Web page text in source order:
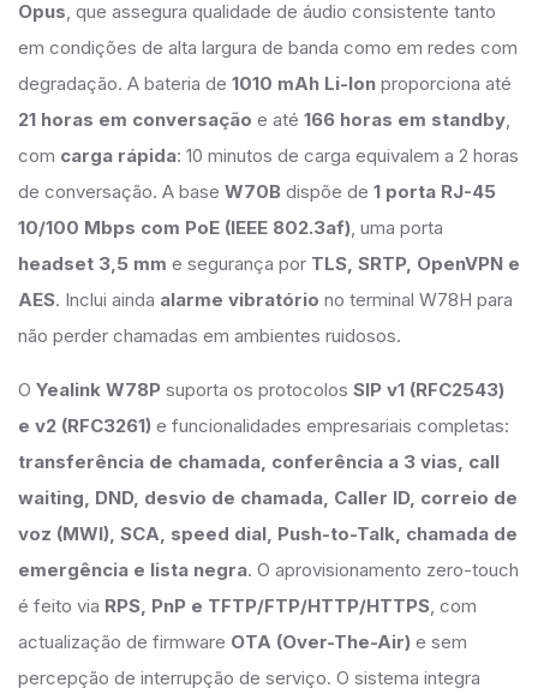
Opus, que assegura qualidade de áudio consistente tanto
em condições de alta largura de banda como em redes com
degradação. A bateria de 1010 mAh Li-Ion proporciona até
21 horas em conversação e até 166 horas em standby,
com carga rápida: 10 minutos de carga equivalem a 2 horas
de conversação. A base W70B dispõe de 1 porta RJ-45
10/100 Mbps com PoE (IEEE 802.3af), uma porta
headset 3,5 mm e segurança por TLS, SRTP, OpenVPN e
AES. Inclui ainda alarme vibratório no terminal W78H para
não perder chamadas em ambientes ruidosos.
O Yealink W78P suporta os protocolos SIP v1 (RFC2543)
e v2 (RFC3261) e funcionalidades empresariais completas:
transferência de chamada, conferência a 3 vias, call
waiting, DND, desvio de chamada, Caller ID, correio de
voz (MWI), SCA, speed dial, Push-to-Talk, chamada de
emergência e lista negra. O aprovisionamento zero-touch
é feito via RPS, PnP e TFTP/FTP/HTTP/HTTPS, com
actualização de firmware OTA (Over-The-Air) e sem
percepção de interrupção de serviço. O sistema integra